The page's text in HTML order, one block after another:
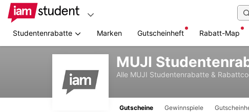
Studentenrabatte Marken Gutscheinheft Rabatt-Map
MUJI
Alle MUJI Studentenrabatte &
Gutscheine Gewinnspiele